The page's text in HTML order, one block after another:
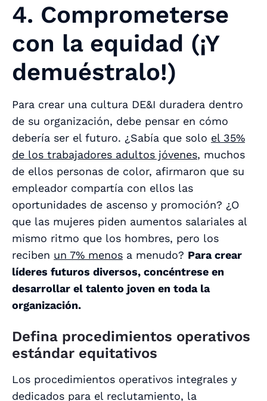
4. Comprometerse
con la equidad (¡Y
demuéstralo!)
Para crear una cultura DE&I duradera dentro
de su organización, debe pensar en cómo
debería ser el futuro. ¿Sabía que solo el 35%
de los trabajadores adultos jóvenes, muchos
de ellos personas de color, afirmaron que su
empleador compartía con ellos las
oportunidades de ascenso y promoción? ¿O
que las mujeres piden aumentos salariales al
mismo ritmo que los hombres, pero los
reciben un 7% menos a menudo? Para crear
líderes futuros diversos, concéntrese en
desarrollar el talento joven en toda la
organización.
Defina procedimientos operativos
estándar equitativos
Los procedimientos operativos integrales y
dedicados para el reclutamiento, la